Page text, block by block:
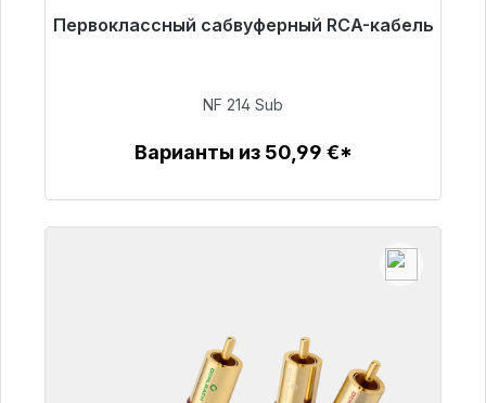
Первоклассный сабвуферный RCA-кабель
Готовы к немедленной отправке, срок
94,00 €
NF 214 Sub
Варианты из 50,99 €*